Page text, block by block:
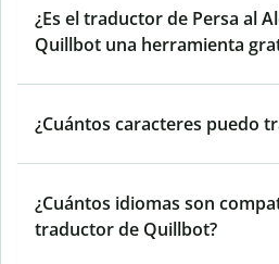
¿Es el traductor de Persa al
Quillbot una herramienta
¿Cuántos caracteres puedo
¿Cuántos idiomas son
traductor de Quillbot?